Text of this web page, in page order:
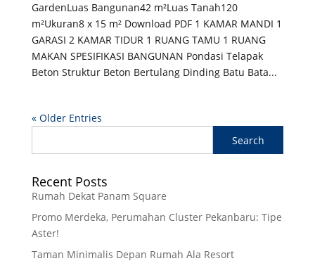
GardenLuas Bangunan42 m²Luas Tanah120
m²Ukuran8 x 15 m² Download PDF 1 KAMAR MANDI 1
GARASI 2 KAMAR TIDUR 1 RUANG TAMU 1 RUANG
MAKAN SPESIFIKASI BANGUNAN Pondasi Telapak
Beton Struktur Beton Bertulang Dinding Batu Bata...
« Older Entries
Recent Posts
Rumah Dekat Panam Square
Promo Merdeka, Perumahan Cluster Pekanbaru: Tipe
Aster!
Taman Minimalis Depan Rumah Ala Resort